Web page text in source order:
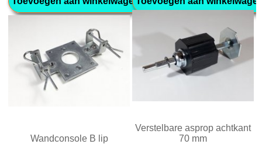
Wandconsole B lip
Verstelbare asprop achtkant
70 mm